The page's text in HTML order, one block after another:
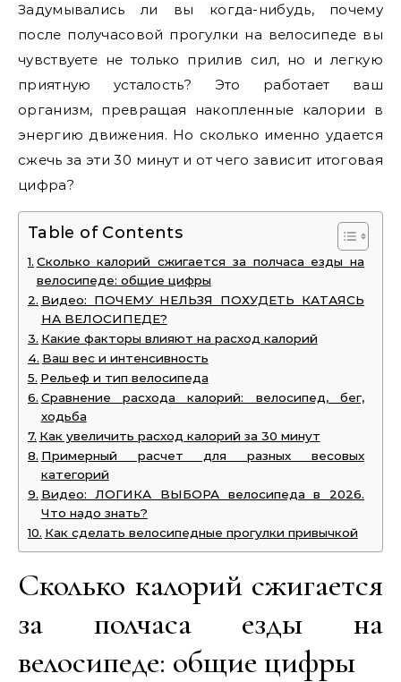
Задумывались ли вы когда-нибудь, почему
после получасовой прогулки на велосипеде вы
чувствуете не только прилив сил, но и легкую
приятную усталость? Это работает ваш
организм, превращая накопленные калории в
энергию движения. Но сколько именно удается
сжечь за эти 30 минут и от чего зависит итоговая
цифра?
Table of Contents
Сколько калорий сжигается за полчаса езды на
велосипеде: общие цифры
Видео: ПОЧЕМУ НЕЛЬЗЯ ПОХУДЕТЬ КАТАЯСЬ
НА ВЕЛОСИПЕДЕ?
Какие факторы влияют на расход калорий
Ваш вес и интенсивность
Рельеф и тип велосипеда
Сравнение расхода калорий: велосипед, бег,
ходьба
Как увеличить расход калорий за 30 минут
Примерный расчет для разных весовых
категорий
Видео: ЛОГИКА ВЫБОРА велосипеда в 2026.
Что надо знать?
Как сделать велосипедные прогулки привычкой
Сколько калорий сжигается
за полчаса езды на
велосипеде: общие цифры